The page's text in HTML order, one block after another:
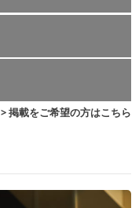
> 掲載をご希望の方はこちら